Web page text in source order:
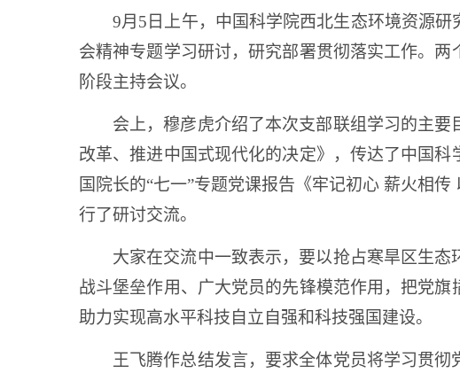
9月5日上午，中国科学院西北生态环境资源
会精神专题学习研讨，研究部署贯彻落实工作。
阶段主持会议。
会上，穆彦虎介绍了本次支部联组学习的主
改革、推进中国式现代化的决定》，传达了中国
国院长的“七一”专题党课报告《牢记初心 薪火相
行了研讨交流。
大家在交流中一致表示，要以抢占寒旱区生
战斗堡垒作用、广大党员的先锋模范作用，把党
助力实现高水平科技自立自强和科技强国建设。
王飞腾作总结发言，要求全体党员将学习贯